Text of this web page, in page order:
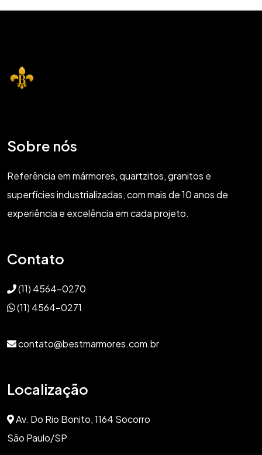
Sobre nós
Referência em mármores, quartzitos, granitos e
superfícies industrializadas, com mais de 10 anos de
experiência e excelência em cada projeto.
Contato
(11) 4564-0270
(11) 4564-0271
contato@bestmarmores.com.br
Localização
Av. Do Rio Bonito, 1164 Socorro
São Paulo/SP